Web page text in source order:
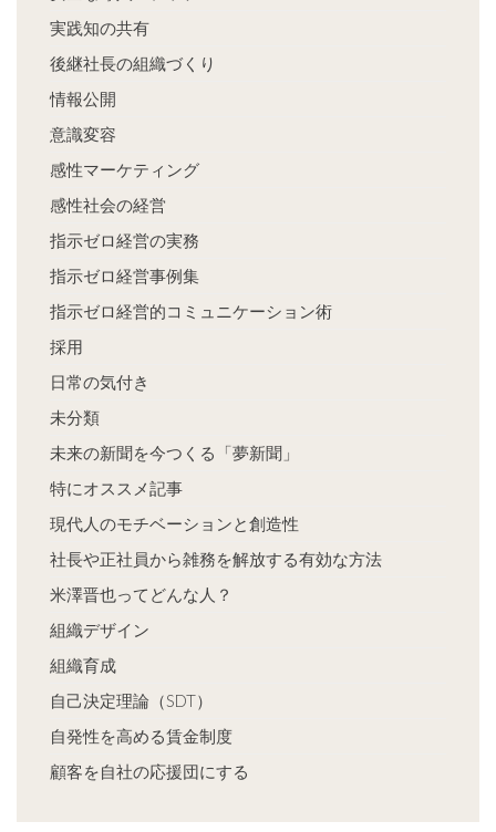
実践知の共有
後継社長の組織づくり
情報公開
意識変容
感性マーケティング
感性社会の経営
指示ゼロ経営の実務
指示ゼロ経営事例集
指示ゼロ経営的コミュニケーション術
採用
日常の気付き
未分類
未来の新聞を今つくる「夢新聞」
特にオススメ記事
現代人のモチベーションと創造性
社長や正社員から雑務を解放する有効な方法
米澤晋也ってどんな人？
組織デザイン
組織育成
自己決定理論（SDT）
自発性を高める賃金制度
顧客を自社の応援団にする